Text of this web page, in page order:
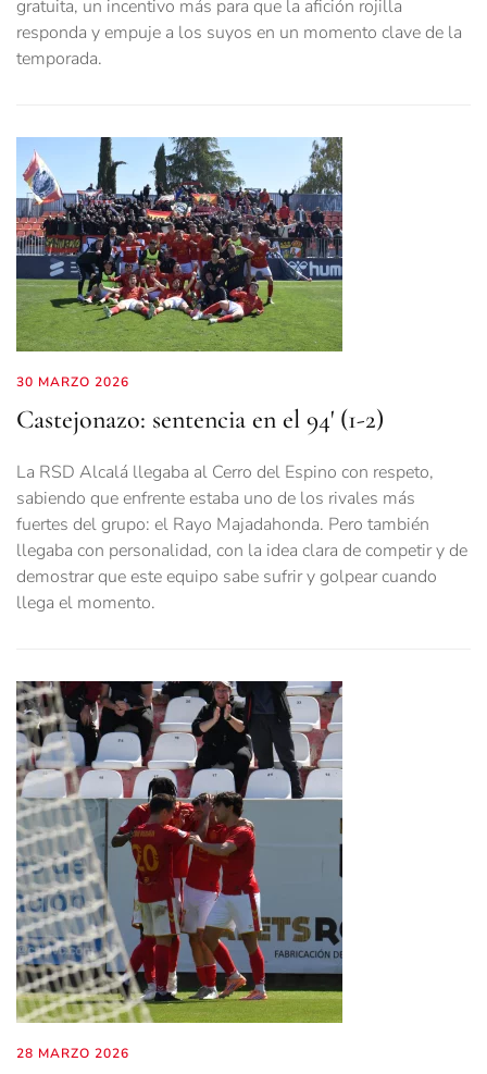
gratuita, un incentivo más para que la afición rojilla
responda y empuje a los suyos en un momento clave de la
temporada.
30 MARZO 2026
Castejonazo: sentencia en el 94' (1-2)
La RSD Alcalá llegaba al Cerro del Espino con respeto,
sabiendo que enfrente estaba uno de los rivales más
fuertes del grupo: el Rayo Majadahonda. Pero también
llegaba con personalidad, con la idea clara de competir y de
demostrar que este equipo sabe sufrir y golpear cuando
llega el momento.
28 MARZO 2026